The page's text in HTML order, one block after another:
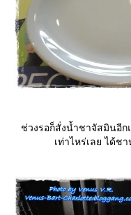
ช่วงรอก็สั่งน้ำชาจัสมินอี
เท่าไหร่เลย ได้ช